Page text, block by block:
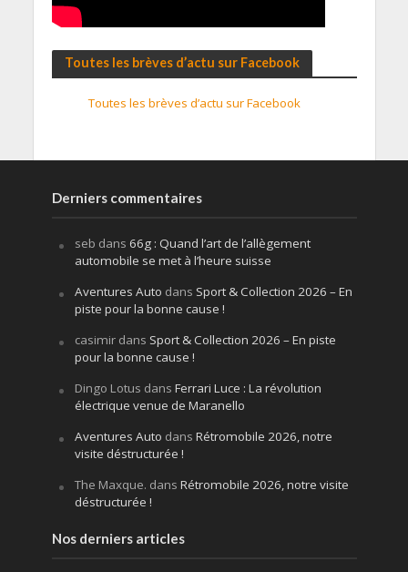
Toutes les brèves d’actu sur Facebook
Toutes les brèves d’actu sur Facebook
Derniers commentaires
seb dans 66g : Quand l’art de l’allègement
automobile se met à l’heure suisse
Aventures Auto dans Sport & Collection 2026 – En
piste pour la bonne cause !
casimirdans Sport & Collection 2026 – En piste
pour la bonne cause !
Dingo Lotus dans Ferrari Luce : La révolution
électrique venue de Maranello
Aventures Auto dans Rétromobile 2026, notre
visite déstructurée !
The Maxque. dans Rétromobile 2026, notre visite
déstructurée !
Nos derniers articles